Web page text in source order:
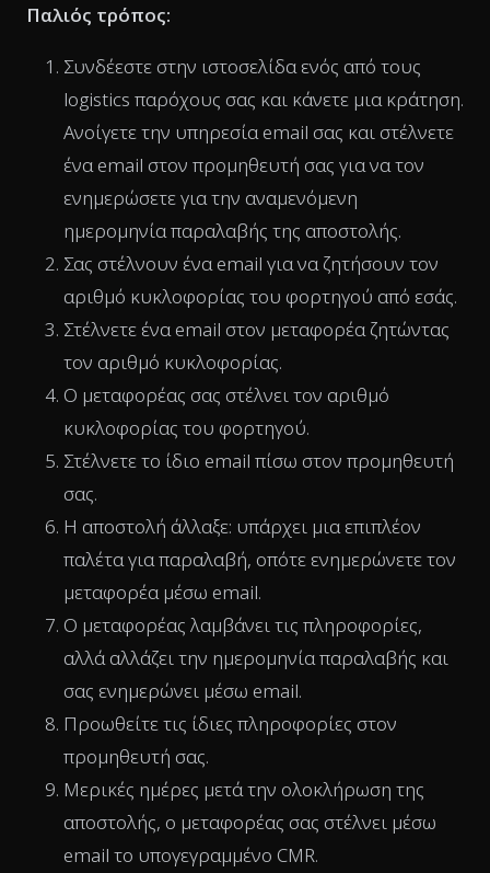
Παλιός τρόπος:
Συνδέεστε στην ιστοσελίδα ενός από τους
logistics παρόχους σας και κάνετε μια κράτηση.
Ανοίγετε την υπηρεσία email σας και στέλνετε
ένα email στον προμηθευτή σας για να τον
ενημερώσετε για την αναμενόμενη
ημερομηνία παραλαβής της αποστολής.
Σας στέλνουν ένα email για να ζητήσουν τον
αριθμό κυκλοφορίας του φορτηγού από εσάς.
Στέλνετε ένα email στον μεταφορέα ζητώντας
τον αριθμό κυκλοφορίας.
Ο μεταφορέας σας στέλνει τον αριθμό
κυκλοφορίας του φορτηγού.
Στέλνετε το ίδιο email πίσω στον προμηθευτή
σας.
Η αποστολή άλλαξε: υπάρχει μια επιπλέον
παλέτα για παραλαβή, οπότε ενημερώνετε τον
μεταφορέα μέσω email.
Ο μεταφορέας λαμβάνει τις πληροφορίες,
αλλά αλλάζει την ημερομηνία παραλαβής και
σας ενημερώνει μέσω email.
Προωθείτε τις ίδιες πληροφορίες στον
προμηθευτή σας.
Μερικές ημέρες μετά την ολοκλήρωση της
αποστολής, ο μεταφορέας σας στέλνει μέσω
email το υπογεγραμμένο CMR.